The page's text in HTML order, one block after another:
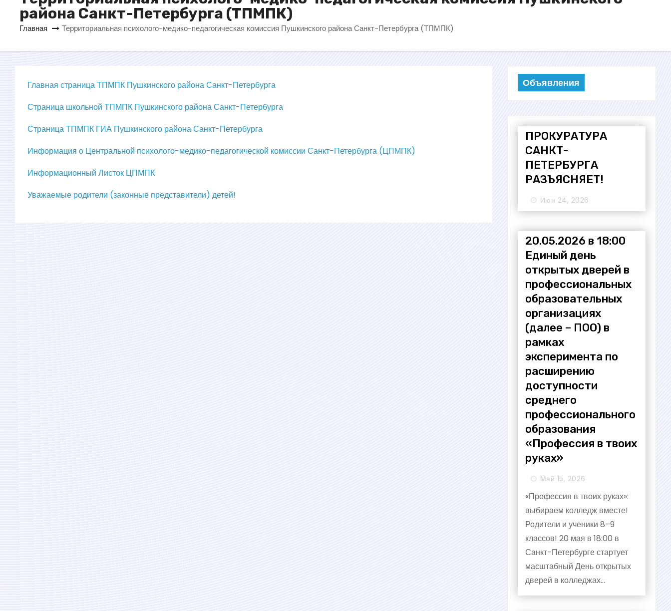
района Санкт-Петербурга (ТПМПК)
Главная Территориальная психолого-медико-педагогическая комиссия Пушкинского района Санкт-Петербурга (ТПМПК)
Главная страница ТПМПК Пушкинского района Санкт-Петербурга
Страница школьной ТПМПК Пушкинского района Санкт-Петербурга
Страница ТПМПК ГИА Пушкинского района Санкт-Петербурга
Информация о Центральной психолого-медико-педагогической комиссии Санкт-Петербурга (ЦПМПК)
Информационный Листок ЦПМПК
Уважаемые родители (законные представители) детей!
Объявления
ПРОКУРАТУРА
САНКТ-
ПЕТЕРБУРГА
РАЗЪЯСНЯЕТ!
Июн 24, 2026
20.05.2026 в 18:00
Единый день
открытых дверей в
профессиональных
образовательных
организациях
(далее – ПОО) в
рамках
эксперимента по
расширению
доступности
среднего
профессионального
образования
«Профессия в твоих
руках»
Май 15, 2026
«Профессия в твоих руках»:
выбираем колледж вместе!
Родители и ученики 8–9
классов! 20 мая в 18:00 в
Санкт-Петербурге стартует
масштабный День открытых
дверей в колледжах...